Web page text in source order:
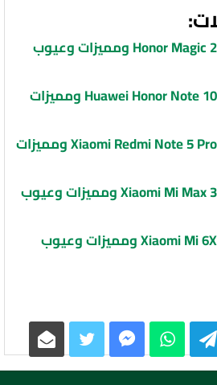
مواصفات وسعر Honor Magic 2 ومميزات وعيوب
مواصفات وسعر Huawei Honor Note 10 ومميزات
سعر ومواصفات Xiaomi Redmi Note 5 Pro ومميزات
سعر ومواصفات Xiaomi Mi Max 3 ومميزات وعيوب
سعر ومواصفات Xiaomi Mi 6X ومميزات وعيوب